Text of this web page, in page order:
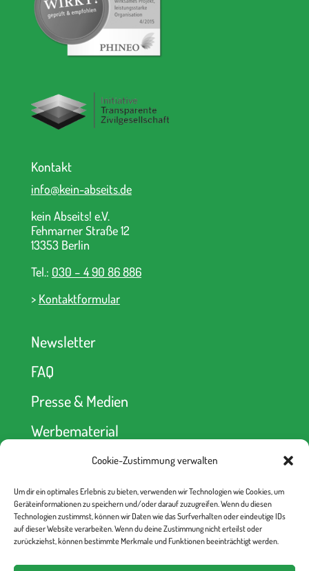
Cookie-Zustimmung verwalten
Um dir ein optimales Erlebnis zu bieten, verwenden wir Technologien wie Cookies, um
Geräteinformationen zu speichern und/oder darauf zuzugreifen. Wenn du diesen
Technologien zustimmst, können wir Daten wie das Surfverhalten oder eindeutige IDs
auf dieser Website verarbeiten. Wenn du deine Zustimmung nicht erteilst oder
zurückziehst, können bestimmte Merkmale und Funktionen beeinträchtigt werden.
Kontakt
info@kein-abseits.de
kein Abseits! e.V.
Fehmarner Straße 12
13353 Berlin
Tel.: 030 – 4 90 86 886
> Kontaktformular
Newsletter
FAQ
Presse & Medien
Werbematerial
kein Abseits! e.V.
Berliner Volksbank
IBAN: DE52 1009 0000 2335 6330 00
BIC: BEVODEBB